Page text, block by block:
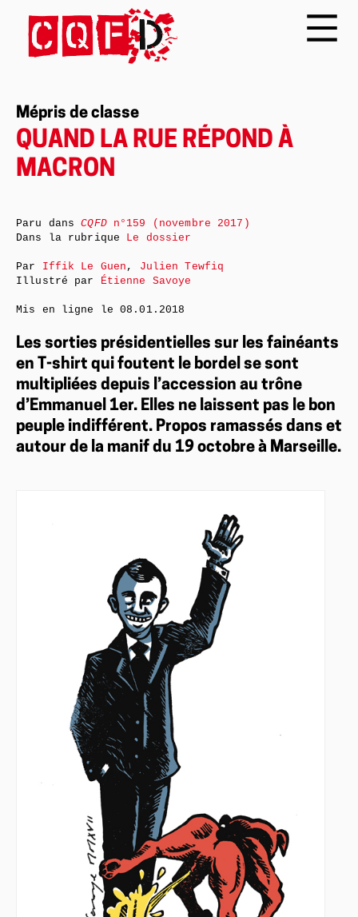
Mépris de classe
QUAND LA RUE RÉPOND À
MACRON
Les sorties présidentielles sur les fainéants
en T-shirt qui foutent le bordel se sont
multipliées depuis l’accession au trône
d’Emmanuel 1er. Elles ne laissent pas le bon
peuple indifférent. Propos ramassés dans et
autour de la manif du 19 octobre à Marseille.
Paru dansCQFDn°159 (novembre 2017)
Dans la rubrique Le dossier
Par Iffik Le Guen , Julien Tewfiq
Illustré par Étienne Savoye
Mis en ligne le08.01.2018